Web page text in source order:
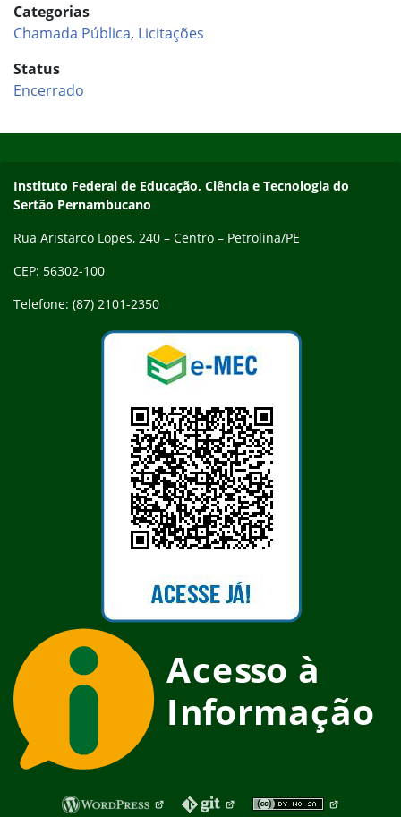
Categorias
Chamada Pública, Licitações
Status
Encerrado
Endereço
Instituto Federal de Educação, Ciência e Tecnologia do
Sertão Pernambucano
Rua Aristarco Lopes, 240 – Centro – Petrolina/PE
CEP: 56302-100
Telefone: (87) 2101-2350